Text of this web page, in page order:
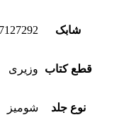
شابک
قطع کتاب وزیری
نوع جلد شومیز